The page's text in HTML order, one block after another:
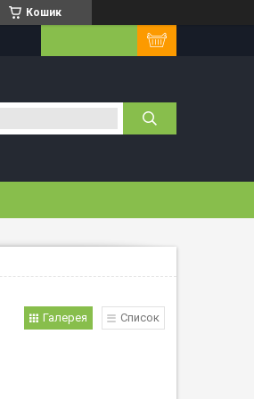
Кошик
Галерея Список